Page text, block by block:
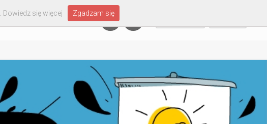
Dowiedz się więcej Zgadzam się